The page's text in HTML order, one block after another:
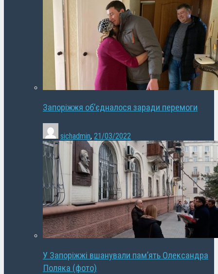
Запоріжжя об’єдналося заради перемоги
sichadmin, 21/03/2022
У Запоріжжі вшанували пам’ять Олександра
Поляка (фото)